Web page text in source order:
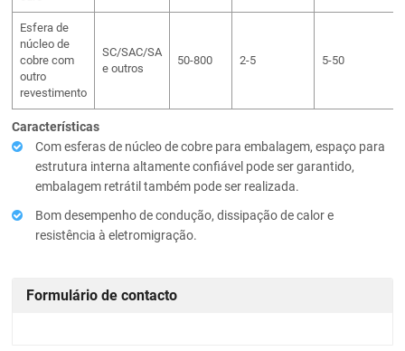
Esfera de
núcleo de
cobre com
outro
revestimento
SC/SAC/SA
e outros
50-800 2-5 5-50
Características
Com esferas de núcleo de cobre para embalagem, espaço para
estrutura interna altamente confiável pode ser garantido,
embalagem retrátil também pode ser realizada.
Bom desempenho de condução, dissipação de calor e
resistência à eletromigração.
Formulário de contacto